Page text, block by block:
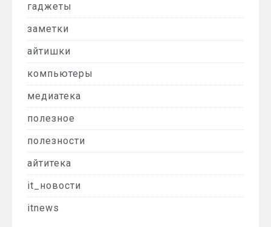
гаджеты
заметки
айтишки
компьютеры
медиатека
полезное
полезности
айтитека
it_новости
itnews